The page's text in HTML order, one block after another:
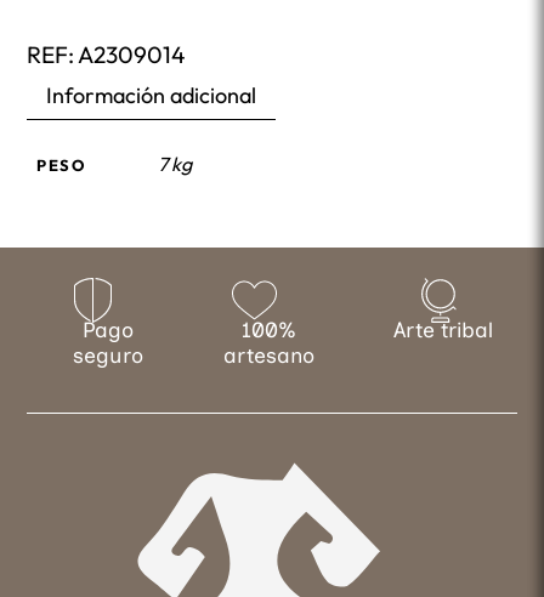
REF:A2309014
Información adicional
PESO 7 kg
Pago
seguro
100%
artesano
Arte tribal